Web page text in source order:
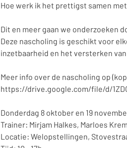
Hoe werk ik het prettigst samen
Dit en meer gaan we onderzoeken
Deze nascholing is geschikt voor
inzetbaarheid en het versterken
Meer info over de nascholing op
https://drive.google.com/file/d/
Donderdag 8 oktober en 19
Trainer: Mirjam Halkes, Marloes
Locatie: Welopstellingen,